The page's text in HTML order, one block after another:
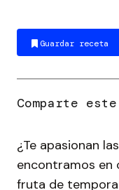
Guardar receta
¿Te apasionan las
encontramos en
fruta de